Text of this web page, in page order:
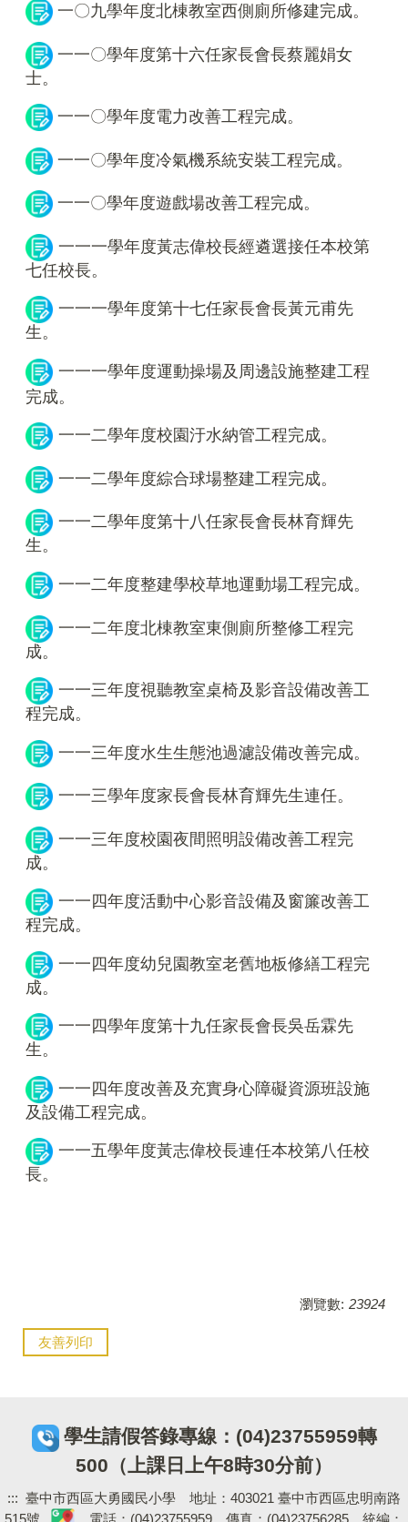
一〇九學年度北棟教室西側廁所修建完成。
一一〇學年度第十六任家長會長蔡麗娟女
士。
一一〇學年度電力改善工程完成。
一一〇學年度冷氣機系統安裝工程完成。
一一〇學年度遊戲場改善工程完成。
一一一學年度黃志偉校長經遴選接任本校第
七任校長。
一一一學年度第十七任家長會長黃元甫先
生。
一一一學年度運動操場及周邊設施整建工程
完成。
一一二學年度校園汙水納管工程完成。
一一二學年度綜合球場整建工程完成。
一一二學年度第十八任家長會長林育輝先
生。
一一二年度整建學校草地運動場工程完成。
一一二年度北棟教室東側廁所整修工程完
成。
一一三年度視聽教室桌椅及影音設備改善工
程完成。
一一三年度水生生態池過濾設備改善完成。
一一三學年度家長會長林育輝先生連任。
一一三年度校園夜間照明設備改善工程完
成。
一一四年度活動中心影音設備及窗簾改善工
程完成。
一一四年度幼兒園教室老舊地板修繕工程完
成。
一一四學年度第十九任家長會長吳岳霖先
生。
一一四年度改善及充實身心障礙資源班設施
及設備工程完成。
一一五學年度黃志偉校長連任本校第八任校
長。
瀏覽數: 23924
友善列印
學生請假答錄專線：(04)23755959轉
500（上課日上午8時30分前）
::: 臺中市西區大勇國民小學 地址：403021 臺中市西區忠明南路
515號
電話：(04)23755959 傳真：(04)23756285 統編：